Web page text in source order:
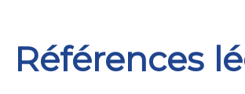
Références